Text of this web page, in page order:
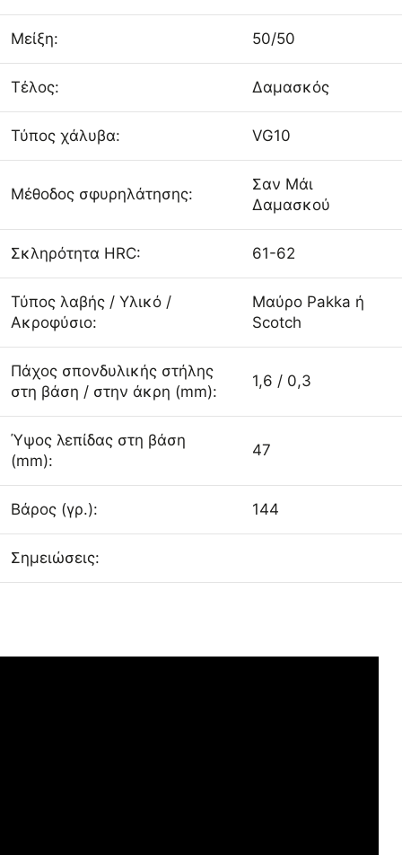
Μείξη: 50/50
Τέλος: Δαμασκός
Τύπος χάλυβα: VG10
Μέθοδος σφυρηλάτησης:
Σαν Μάι
Δαμασκού
Σκληρότητα HRC: 61-62
Τύπος λαβής / Υλικό /
Ακροφύσιο:
Μαύρο Pakka ή
Scotch
Πάχος σπονδυλικής στήλης
στη βάση / στην άκρη (mm):
1,6 / 0,3
Ύψος λεπίδας στη βάση
(mm):
47
Βάρος (γρ.): 144
Σημειώσεις: